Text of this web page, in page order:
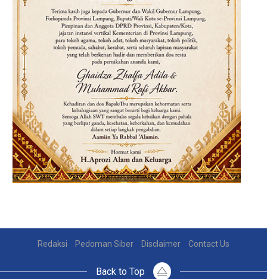
Redaksi Pedoman Siber Disclaimer Contact Us
Back to Top